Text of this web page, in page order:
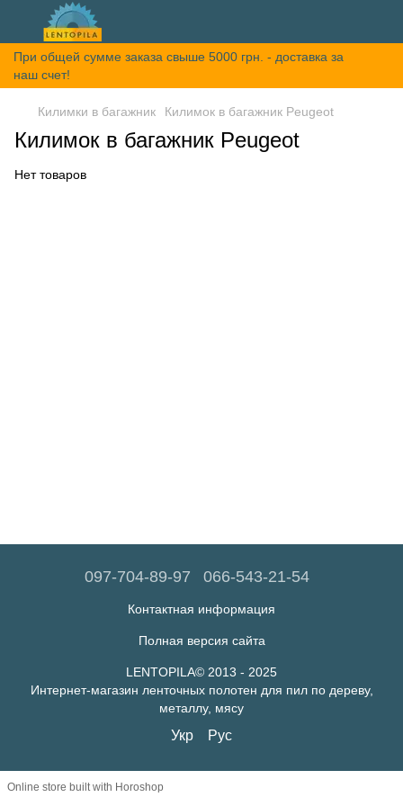
При общей сумме заказа свыше 5000 грн. - доставка за
наш счет!
Килимки в багажник Килимок в багажник Peugeot
Килимок в багажник Peugeot
Нет товаров
097-704-89-97 066-543-21-54
Контактная информация
Полная версия сайта
LENTOPILA© 2013 - 2025
Интернет-магазин ленточных полотен для пил по дереву,
металлу, мясу
Укр Рус
Online store built with Horoshop